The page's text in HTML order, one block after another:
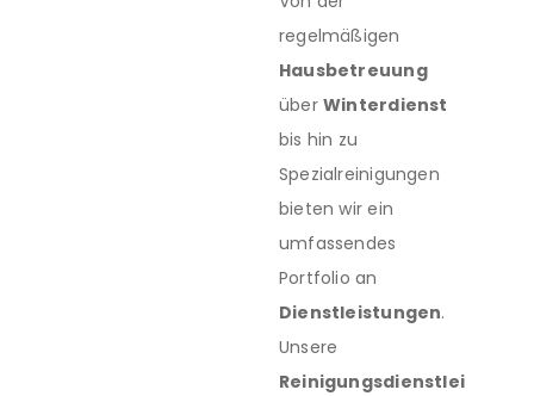
regelmäßigen
Hausbetreuung
überWinterdienst
bis hin zu
Spezialreinigungen
bieten wir ein
umfassendes
Portfolio an
Dienstleistungen.
Unsere
Reinigungsdienstlei